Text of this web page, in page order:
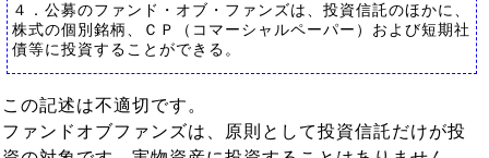
４．公募のファンド・オブ・ファンズは、投資信託のほかに、
株式の個別銘柄、ＣＰ（コマーシャルペーパー）および短期社
債等に投資することができる。
この記述は不適切です。
ファンドオブファンズは、原則として投資信託だけが投